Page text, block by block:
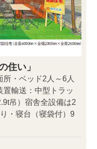
住い」
・ベッド2人～6人
輸送：中型トラッ
吊）宿舎全設備は2
・寝台（寝袋付）9